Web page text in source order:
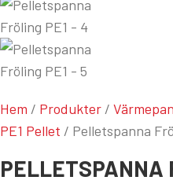
Hem / Produkter /
PE1 Pellet / Pelletspanna
PELLETSPANNA